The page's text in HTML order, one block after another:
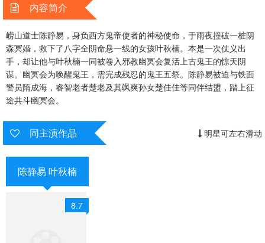
内容简介
崂山道士陈静易，身负西方鬼帝使者的神秘使命，于雨夜撞破一桩阴
森冥婚，救下了八字全阴命悬一线的女孩叶秋楠。本是一次仗义出
手，却让他与叶秋楠一同被卷入邪教幽冥会复活上古鬼王的惊天阴
谋。幽冥会为唤醒鬼王，需完成残忍的鬼王五祭。陈静易被迫与铁面
警员隋成海，睿智老者楚老及其飒爽孙女楚佳佳等同伴结盟，踏上征
途共斗幽冥会。
同主演作品 明星可左右滑动
陈静易 叶秋楠
8.7